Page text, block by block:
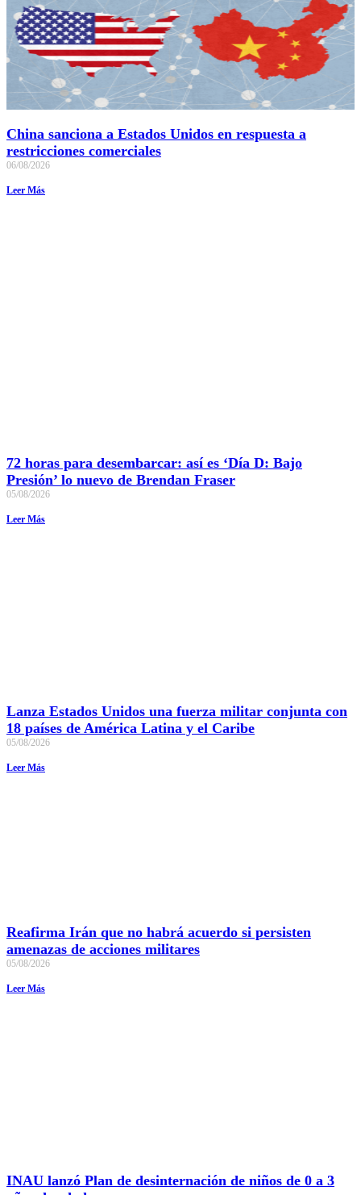
China sanciona a Estados Unidos en respuesta a
restricciones comerciales
06/08/2026
Leer Más
72 horas para desembarcar: así es ‘Día D: Bajo
Presión’ lo nuevo de Brendan Fraser
05/08/2026
Leer Más
Lanza Estados Unidos una fuerza militar conjunta con
18 países de América Latina y el Caribe
05/08/2026
Leer Más
Reafirma Irán que no habrá acuerdo si persisten
amenazas de acciones militares
05/08/2026
Leer Más
INAU lanzó Plan de desinternación de niños de 0 a 3